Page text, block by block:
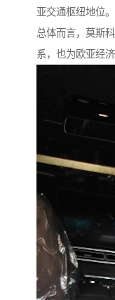
亚交通枢纽地位。
总体而言，莫斯
系，也为欧亚经